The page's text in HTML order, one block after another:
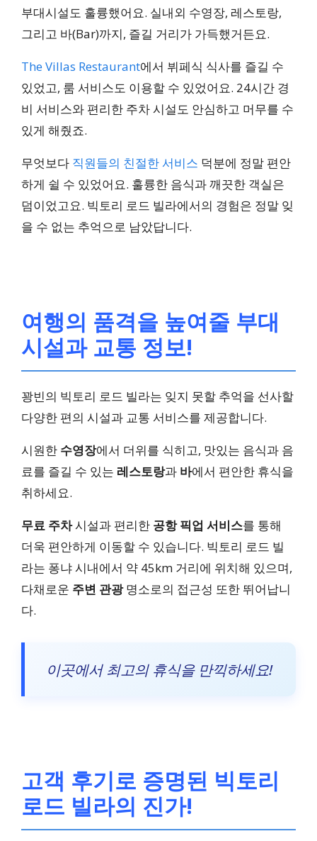
부대시설도 훌륭했어요. 실내외 수영장, 레스토랑,
그리고 바(Bar)까지, 즐길 거리가 가득했거든요.
The Villas Restaurant에서 뷔페식 식사를 즐길 수
있었고, 룸 서비스도 이용할 수 있었어요. 24시간 경
비 서비스와 편리한 주차 시설도 안심하고 머무를 수
있게 해줬죠.
무엇보다 직원들의 친절한 서비스 덕분에 정말 편안
하게 쉴 수 있었어요. 훌륭한 음식과 깨끗한 객실은
덤이었고요. 빅토리 로드 빌라에서의 경험은 정말 잊
을 수 없는 추억으로 남았답니다.
여행의 품격을 높여줄 부대
시설과 교통 정보!
꽝빈의 빅토리 로드 빌라는 잊지 못할 추억을 선사할
다양한 편의 시설과 교통 서비스를 제공합니다.
시원한 수영장에서 더위를 식히고, 맛있는 음식과 음
료를 즐길 수 있는 레스토랑과 바에서 편안한 휴식을
취하세요.
무료 주차시설과 편리한 공항 픽업 서비스를 통해
더욱 편안하게 이동할 수 있습니다. 빅토리 로드 빌
라는 퐁냐 시내에서 약 45km 거리에 위치해 있으며,
다채로운 주변 관광명소로의 접근성 또한 뛰어납니
다.
이곳에서 최고의 휴식을 만끽하세요!
고객 후기로 증명된 빅토리
로드 빌라의 진가!